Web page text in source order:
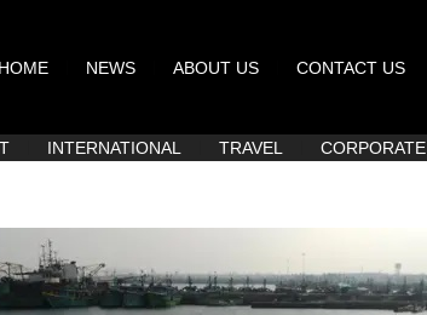
HOME NEWS ABOUT US CONTACT US
INTERNATIONAL TRAVEL CORPORATE